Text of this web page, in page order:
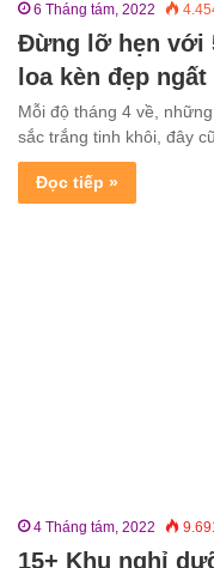
6 Tháng tám, 2022
Đừng lỡ hẹn với
loa kèn đẹp
Mỗi độ tháng 4 về,
sắc trắng tinh khôi, đây
Đọc tiếp »
4 Tháng tám, 2022
15+ Khu nghỉ